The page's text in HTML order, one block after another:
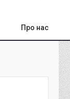
Про нас